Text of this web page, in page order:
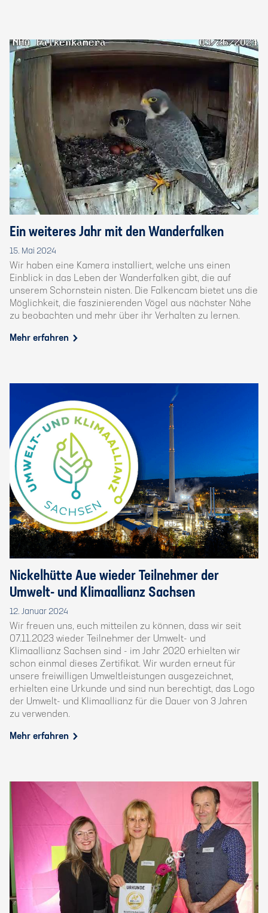
Ein weiteres Jahr mit den Wanderfalken
15. Mai 2024
Wir haben eine Kamera installiert, welche uns einen
Einblick in das Leben der Wanderfalken gibt, die auf
unserem Schornstein nisten. Die Falkencam bietet uns die
Möglichkeit, die faszinierenden Vögel aus nächster Nähe
zu beobachten und mehr über ihr Verhalten zu lernen.
Mehr erfahren
Nickelhütte Aue wieder Teilnehmer der
Umwelt- und Klimaallianz Sachsen
12. Januar 2024
Wir freuen uns, euch mitteilen zu können, dass wir seit
07.11.2023 wieder Teilnehmer der Umwelt- und
Klimaallianz Sachsen sind - im Jahr 2020 erhielten wir
schon einmal dieses Zertifikat. Wir wurden erneut für
unsere freiwilligen Umweltleistungen ausgezeichnet,
erhielten eine Urkunde und sind nun berechtigt, das Logo
der Umwelt- und Klimaallianz für die Dauer von 3 Jahren
zu verwenden.
Mehr erfahren